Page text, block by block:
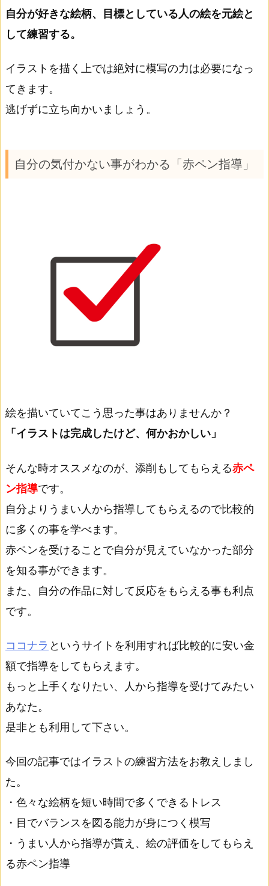
自分が好きな絵柄、目標としている人の絵を元絵と
して練習する。
イラストを描く上では絶対に模写の力は必要になっ
てきます。
逃げずに立ち向かいましょう。
自分の気付かない事がわかる「赤ペン指導」
絵を描いていてこう思った事はありませんか？
「イラストは完成したけど、何かおかしい」
そんな時オススメなのが、添削もしてもらえる赤ペ
ン指導です。
自分よりうまい人から指導してもらえるので比較的
に多くの事を学べます。
赤ペンを受けることで自分が見えていなかった部分
を知る事ができます。
また、自分の作品に対して反応をもらえる事も利点
です。
ココナラ というサイトを利用すれば比較的に安い金
額で指導をしてもらえます。
もっと上手くなりたい、人から指導を受けてみたい
あなた。
是非とも利用して下さい。
今回の記事ではイラストの練習方法をお教えしまし
た。
・色々な絵柄を短い時間で多くできるトレス
・目でバランスを図る能力が身につく模写
・うまい人から指導が貰え、絵の評価をしてもらえ
る赤ペン指導